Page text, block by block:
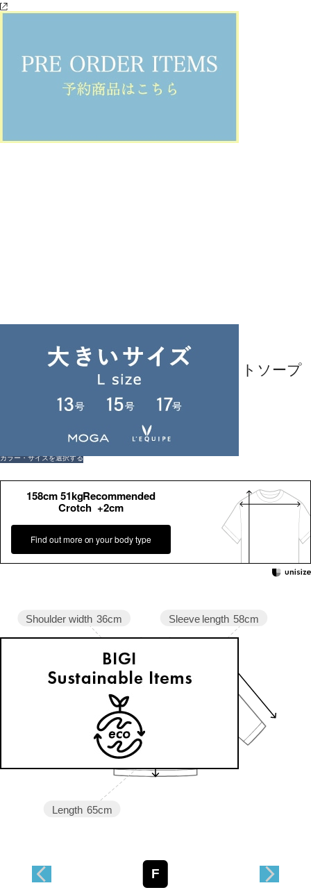
ADIEU TRISTESSE
ガーゼベア天竺タートルネックカットソープ
カラー・サイズを選択する
158cm 51kgRecommended
Crotch +2cm
Find out more on your body type
Sleeve length 58cm
Length 65cm
Shoulder width 36cm
F